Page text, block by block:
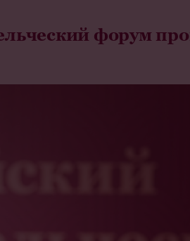
форум